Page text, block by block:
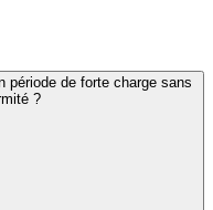
période de forte charge sans
?